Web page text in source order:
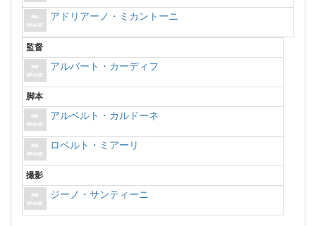
アドリアーノ・ミカントーニ
監督
アルバート・カーディフ
脚本
アルベルト・カルドーネ
ロベルト・ミアーリ
撮影
ジーノ・サンティーニ